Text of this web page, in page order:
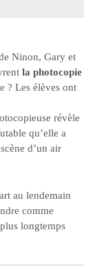
Ninon, Gary et
la photocopie
? Les élèves ont
révèle
qu’elle a
d’un air
au lendemain
comme
longtemps